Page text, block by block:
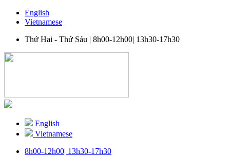
English
Vietnamese
Thứ Hai - Thứ Sáu | 8h00-12h00| 13h30-17h30
English
Vietnamese
8h00-12h00| 13h30-17h30